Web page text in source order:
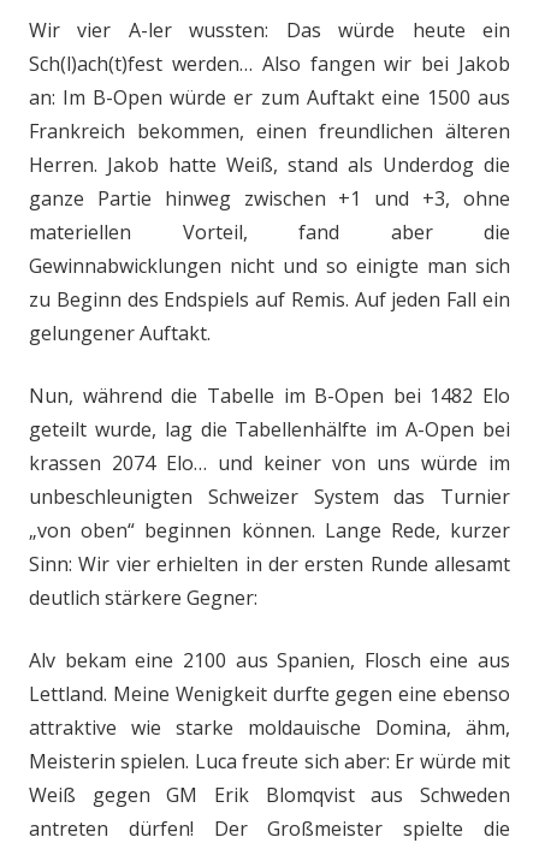
Wir vier A-ler wussten: Das würde heute ein
Sch(l)ach(t)fest werden… Also fangen wir bei Jakob
an: Im B-Open würde er zum Auftakt eine 1500 aus
Frankreich bekommen, einen freundlichen älteren
Herren. Jakob hatte Weiß, stand als Underdog die
ganze Partie hinweg zwischen +1 und +3, ohne
materiellen Vorteil, fand aber die
Gewinnabwicklungen nicht und so einigte man sich
zu Beginn des Endspiels auf Remis. Auf jeden Fall ein
gelungener Auftakt.
Nun, während die Tabelle im B-Open bei 1482 Elo
geteilt wurde, lag die Tabellenhälfte im A-Open bei
krassen 2074 Elo… und keiner von uns würde im
unbeschleunigten Schweizer System das Turnier
„von oben“ beginnen können. Lange Rede, kurzer
Sinn: Wir vier erhielten in der ersten Runde allesamt
deutlich stärkere Gegner:
Alv bekam eine 2100 aus Spanien, Flosch eine aus
Lettland. Meine Wenigkeit durfte gegen eine ebenso
attraktive wie starke moldauische Domina, ähm,
Meisterin spielen. Luca freute sich aber: Er würde mit
Weiß gegen GM Erik Blomqvist aus Schweden
antreten dürfen! Der Großmeister spielte die